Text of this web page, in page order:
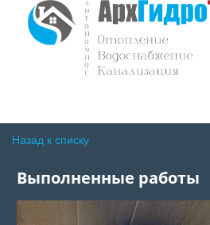
Назад к списку
Выполненные работы